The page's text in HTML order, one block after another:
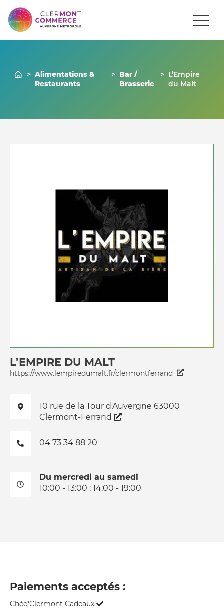
> Alimentations &
Restaurants
> Bar /
Brasserie
> L’Empire
du Malt
L’EMPIRE DU MALT
https://www.lempiredumalt.fr/clermontferrand
10 rue de la Tour d'Auvergne 63000
Clermont-Ferrand
04 73 34 88 20
Du mercredi au samedi
10:00 - 13:00 ; 14:00 - 19:00
Paiements acceptés :
Chèq'Clermont Cadeaux